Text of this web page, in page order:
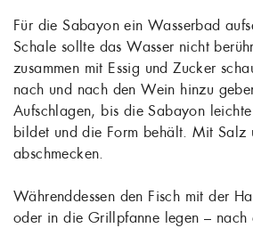
Für die Sabayon ein Wasserbad
Schale sollte das Wasser nicht
zusammen mit Essig und Zucker
nach und nach den Wein hinzu
Aufschlagen, bis die Sabayon
bildet und die Form behält. Mit Salz
abschmecken.
Währenddessen den Fisch mit der
oder in die Grillpfanne legen – nach